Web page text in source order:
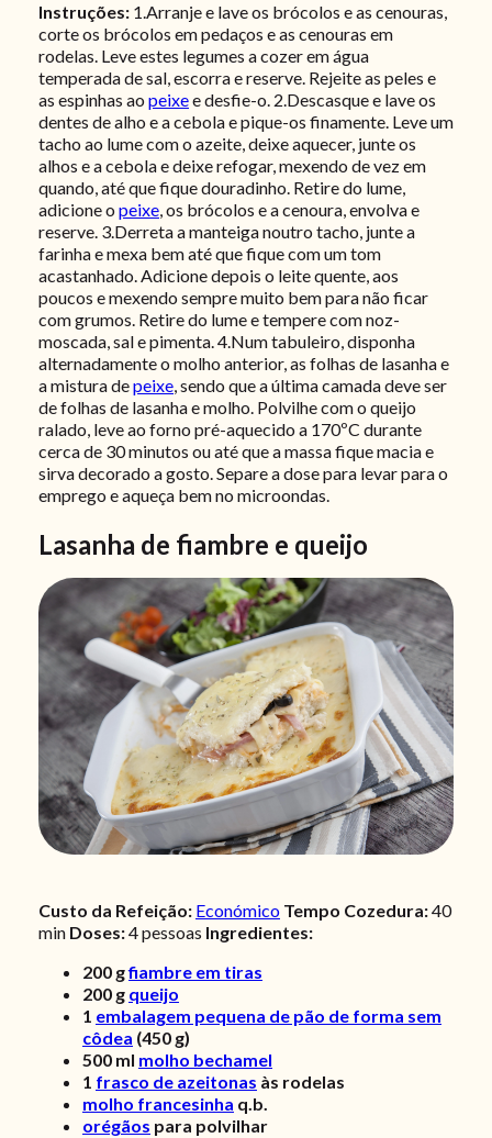
Instruções: 1.Arranje e lave os brócolos e as cenouras,
corte os brócolos em pedaços e as cenouras em
rodelas. Leve estes legumes a cozer em água
temperada de sal, escorra e reserve. Rejeite as peles e
as espinhas ao peixee desfie-o. 2.Descasque e lave os
dentes de alho e a cebola e pique-os finamente. Leve um
tacho ao lume com o azeite, deixe aquecer, junte os
alhos e a cebola e deixe refogar, mexendo de vez em
quando, até que fique douradinho. Retire do lume,
adicione o peixe, os brócolos e a cenoura, envolva e
reserve. 3.Derreta a manteiga noutro tacho, junte a
farinha e mexa bem até que fique com um tom
acastanhado. Adicione depois o leite quente, aos
poucos e mexendo sempre muito bem para não ficar
com grumos. Retire do lume e tempere com noz-
moscada, sal e pimenta. 4.Num tabuleiro, disponha
alternadamente o molho anterior, as folhas de lasanha e
a mistura depeixe, sendo que a última camada deve ser
de folhas de lasanha e molho. Polvilhe com o queijo
ralado, leve ao forno pré-aquecido a 170ºC durante
cerca de 30 minutos ou até que a massa fique macia e
sirva decorado a gosto. Separe a dose para levar para o
emprego e aqueça bem no microondas.
Lasanha de fiambre e queijo
Custo da Refeição: Económico Tempo Cozedura:40
min Doses:4 pessoas Ingredientes:
200 gfiambre em tiras
200 g queijo
1 embalagem pequena de pão de forma sem
côdea (450 g)
500 ml molho bechamel
1 frasco de azeitonas às rodelas
molho francesinha q.b.
orégãos para polvilhar